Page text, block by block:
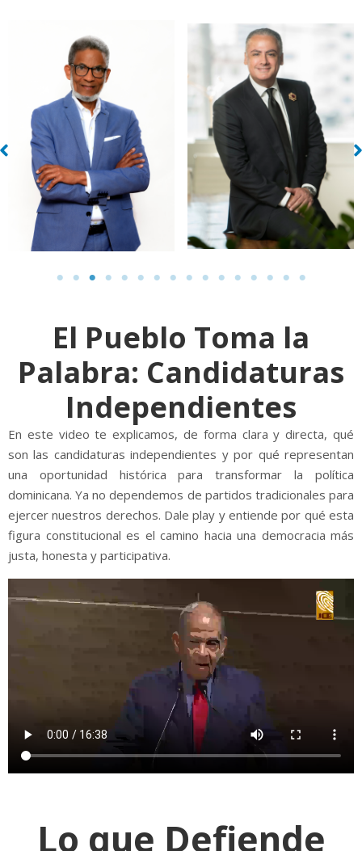
El Pueblo Toma la
Palabra: Candidaturas
Independientes
En este video te explicamos, de forma clara y directa, qué
son las candidaturas independientes y por qué representan
una oportunidad histórica para transformar la política
dominicana. Ya no dependemos de partidos tradicionales para
ejercer nuestros derechos. Dale play y entiende por qué esta
figura constitucional es el camino hacia una democracia más
justa, honesta y participativa.
Lo que Defiende